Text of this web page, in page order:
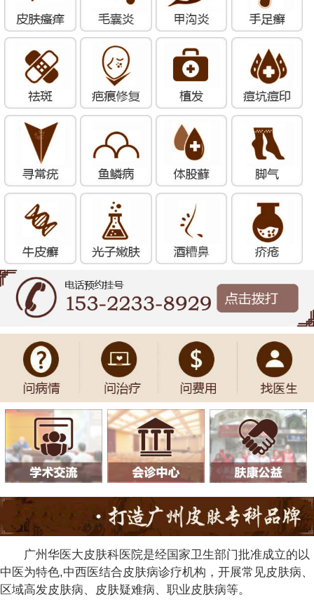
广州华医大皮肤科医院是经国家卫生部门批准成立的以
中医为特色,中西医结合皮肤病诊疗机构，开展常见皮肤病、
区域高发皮肤病、皮肤疑难病、职业皮肤病等。